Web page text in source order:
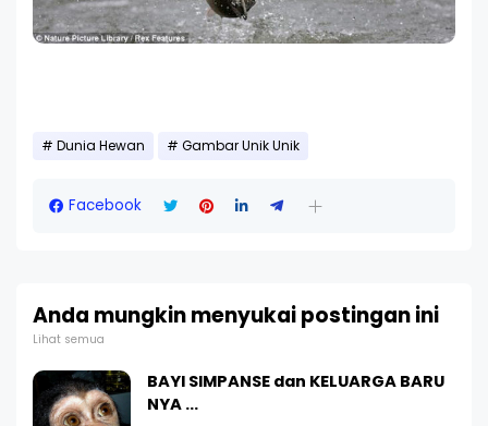
Dunia Hewan Gambar Unik Unik
Facebook
Anda mungkin menyukai postingan ini
Lihat semua
BAYI SIMPANSE dan KELUARGA BARU
NYA ...